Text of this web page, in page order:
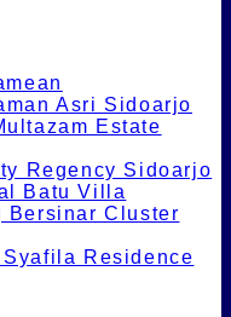
Asri Sidoarjo
Estate
Regency Sidoarjo
Batu Villa
Bersinar Cluster
Syafila Residence